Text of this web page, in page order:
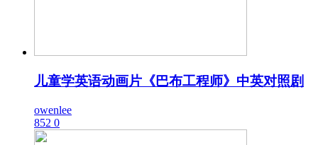
儿童学英语动画片《巴布工程师》中英对照剧
owenlee
852 0